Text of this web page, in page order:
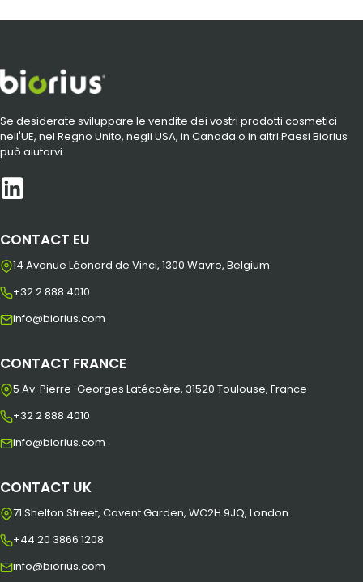
Se desiderate sviluppare le vendite dei vostri prodotti cosmetici
nell'UE, nel Regno Unito, negli USA, in Canada o in altri Paesi Biorius
può aiutarvi.
CONTACT EU
14 Avenue Léonard de Vinci, 1300 Wavre, Belgium
+32 2 888 4010
info@biorius.com
CONTACT FRANCE
5 Av. Pierre-Georges Latécoère, 31520 Toulouse, France
+32 2 888 4010
info@biorius.com
CONTACT UK
71 Shelton Street, Covent Garden, WC2H 9JQ, London
+44 20 3866 1208
info@biorius.com